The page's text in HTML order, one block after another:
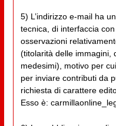
5) L’indirizzo e-mail ha
tecnica, di interfaccia
osservazioni
(titolarità delle immagini,
medesimi), motivo per
per inviare contributi da
richiesta di carattere
Esso è: